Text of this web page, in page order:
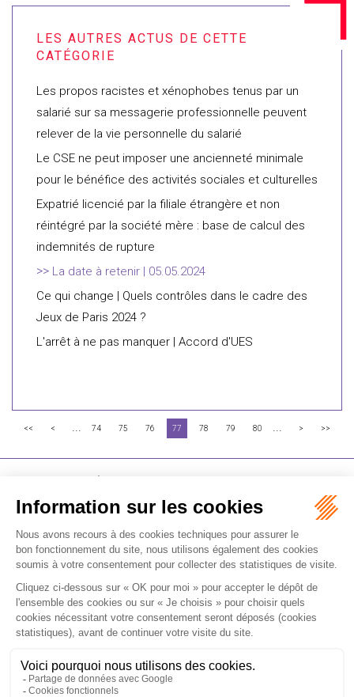
Les propos racistes et xénophobes tenus par un
salarié sur sa messagerie professionnelle peuvent
relever de la vie personnelle du salarié
Le CSE ne peut imposer une ancienneté minimale
pour le bénéfice des activités sociales et culturelles
Expatrié licencié par la filiale étrangère et non
réintégré par la société mère : base de calcul des
indemnités de rupture
La date à retenir | 05.05.2024
Ce qui change | Quels contrôles dans le cadre des
Jeux de Paris 2024 ?
L'arrêt à ne pas manquer | Accord d'UES
<< < ... 74 75 76 77 78 79 80 ... > >>
16-18 Rue du 4 Septembre - 75002 Paris
Contactez-nous
RECEVOIR LA NEWSLETTER
Je m'inscris